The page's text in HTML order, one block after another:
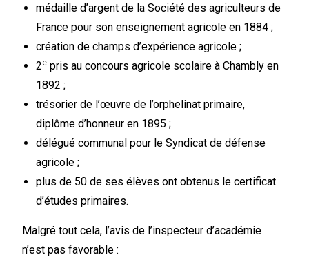
médaille d’argent de la Société des agriculteurs de
France pour son enseignement agricole en 1884 ;
création de champs d’expérience agricole ;
2e pris au concours agricole scolaire à Chambly en
1892 ;
trésorier de l’œuvre de l’orphelinat primaire,
diplôme d’honneur en 1895 ;
délégué communal pour le Syndicat de défense
agricole ;
plus de 50 de ses élèves ont obtenus le certificat
d’études primaires.
Malgré tout cela, l’avis de l’inspecteur d’académie
n’est pas favorable :